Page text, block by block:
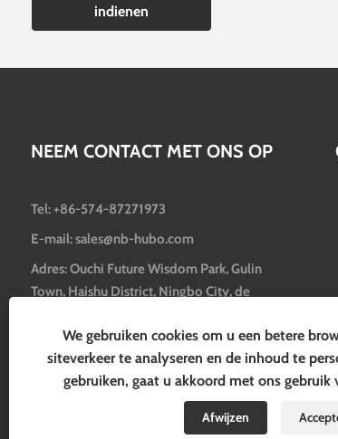
indienen
NEEM CONTACT MET ONS OP
Tel: +86-574-87271973
E-mail: sales@nb-hubo.com
Adres: Ouchi Future Wisdom Park, Gulin
Town, Haishu District, Ningbo City, de
Copyright © 2024 Ningbo Hubo Electrical Appliance
We gebruiken cookies om u een betere
siteverkeer te analyseren en de inhoud te
gebruiken, gaat u akkoord met ons gebruik
Afwijzen